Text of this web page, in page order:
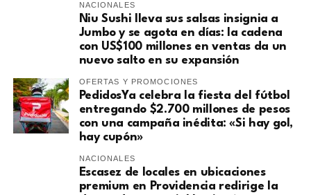
NACIONALES
Niu Sushi lleva sus salsas insignia a
Jumbo y se agota en días: la cadena
con US$100 millones en ventas da un
nuevo salto en su expansión
OFERTAS Y PROMOCIONES
PedidosYa celebra la fiesta del fútbol
entregando $2.700 millones de pesos
con una campaña inédita: «Si hay gol,
hay cupón»
NACIONALES
Escasez de locales en ubicaciones
premium en Providencia redirige la